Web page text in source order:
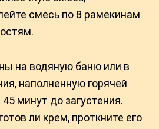
смесь по 8 рамекинам
на водяную баню или в
наполненную горячей
минут до загустения.
ли крем, проткните его